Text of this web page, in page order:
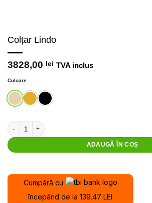
Colțar Lindo
3828,00 lei TVA inclus
Culoare
Cantitate Colțar Lindo
ADAUGĂ ÎN COȘ
Cumpără cu
începând de la 139.47 LEI